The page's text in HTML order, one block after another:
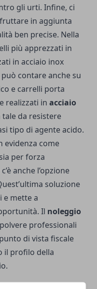
gli urti. Infine, ci
in aggiunta
ben precise. Nella
più apprezzati in
in acciaio inox
contare anche su
e carrelli porta
realizzati in acciaio
tale da resistere
tipo di agente acido.
evidenza come
per forza
anche l’opzione
soluzione
e mette a
Il noleggio
professionali
di vista fiscale
il profilo della